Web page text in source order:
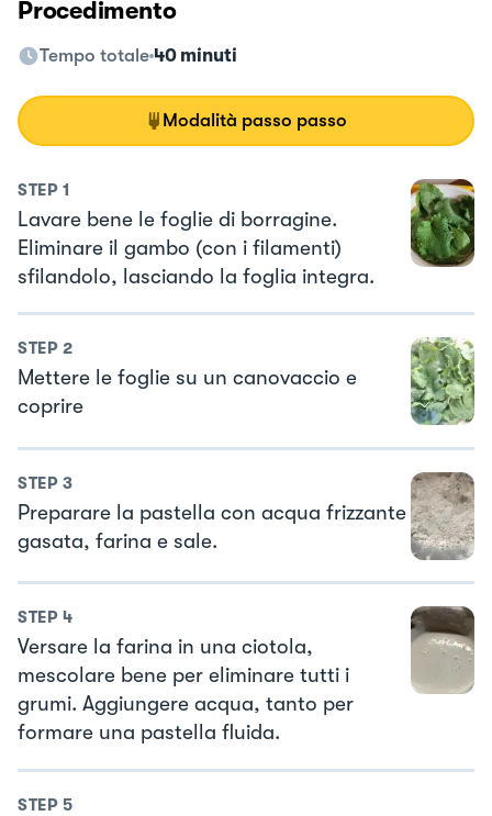
Procedimento
Tempo totale 40 minuti
Modalità passo passo
STEP 1
Lavare bene le foglie di borragine.
Eliminare il gambo (con i filamenti)
sfilandolo, lasciando la foglia integra.
STEP 2
Mettere le foglie su un canovaccio e
coprire
STEP 3
Preparare la pastella con acqua frizzante
gasata, farina e sale.
STEP 4
Versare la farina in una ciotola,
mescolare bene per eliminare tutti i
grumi. Aggiungere acqua, tanto per
formare una pastella fluida.
STEP 5